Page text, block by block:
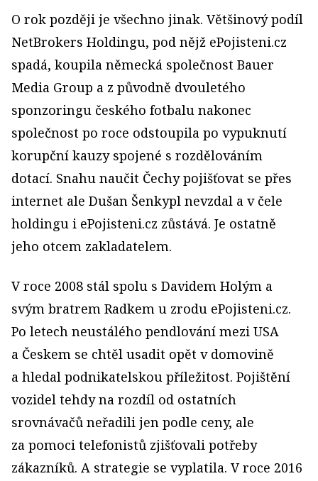
O rok později je všechno jinak. Většinový podíl
NetBrokers Holdingu, pod nějž ePojisteni.cz
spadá, koupila německá společnost Bauer
Media Group a z původně dvouletého
sponzoringu českého fotbalu nakonec
společnost po roce odstoupila po vypuknutí
korupční kauzy spojené s rozdělováním
dotací. Snahu naučit Čechy pojišťovat se přes
internet ale Dušan Šenkypl nevzdal a v čele
holdingu i ePojisteni.cz zůstává. Je ostatně
jeho otcem zakladatelem.
V roce 2008 stál spolu s Davidem Holým a
svým bratrem Radkem u zrodu ePojisteni.cz.
Po letech neustálého pendlování mezi USA
a Českem se chtěl usadit opět v domovině
a hledal podnikatelskou příležitost. Pojištění
vozidel tehdy na rozdíl od ostatních
srovnávačů neřadili jen podle ceny, ale
za pomoci telefonistů zjišťovali potřeby
zákazníků. A strategie se vyplatila. V roce 2016